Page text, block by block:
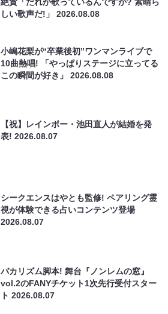
しい歌声だ!」2026.08.08
小嶋花梨が“卒業後初”ワンマンライブで
10曲熱唱! 「やっぱりステージに立ってる
この瞬間が好き」2026.08.08
【祝】レインボー・池田直人が結婚を発
表!2026.08.07
シークエンスはやとも監修! ペアリング霊
視が体験できる占いコンテンツ登場
2026.08.07
バカリズム脚本! 舞台『ノンレムの窓』
vol.2のFANYチケット1次先行受付スター
ト2026.08.07